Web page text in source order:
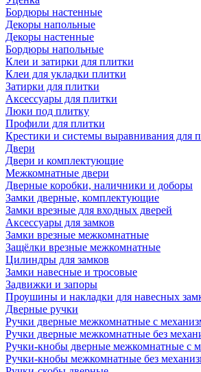
Бордюры настенные
Декоры напольные
Декоры настенные
Бордюры напольные
Клеи и затирки для плитки
Клеи для укладки плитки
Затирки для плитки
Аксессуары для плитки
Люки под плитку
Профили для плитки
Крестики и системы выравнивания для
Двери
Двери и комплектующие
Межкомнатные двери
Дверные коробки, наличники и доборы
Замки дверные, комплектующие
Замки врезные для входных дверей
Аксессуары для замков
Замки врезные межкомнатные
Защёлки врезные межкомнатные
Цилиндры для замков
Замки навесные и тросовые
Задвижки и запоры
Проушины и накладки для навесных
Дверные ручки
Ручки дверные межкомнатные с
Ручки дверные межкомнатные без
Ручки-кнобы дверные межкомнатные с
Ручки-кнобы межкомнатные без